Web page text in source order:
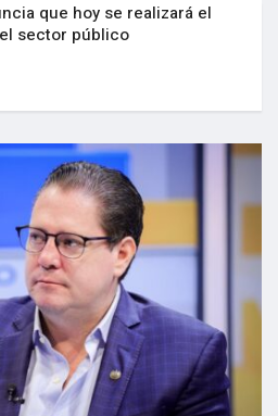
que hoy se realizará el
sector público